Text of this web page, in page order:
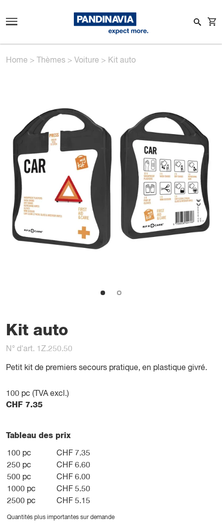
Home > Thèmes > Voiture > Kit auto
Kit auto
N° d'art. 1Z.250.50
Petit kit de premiers secours pratique, en plastique givré.
100 pc (TVA excl.)
CHF 7.35
Tableau des prix
100 pc
CHF 7.35
250 pc
CHF 6.60
500 pc
CHF 6.00
1000 pc
CHF 5.50
2500 pc
CHF 5.15
Quantités plus importantes sur demande